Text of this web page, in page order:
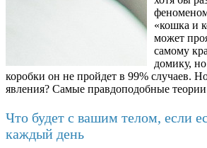
«кошка и
может
самому
домику,
коробки он не пройдет в 99% случаев.
явления? Самые правдоподобные
Что будет с вашим телом, если
каждый день